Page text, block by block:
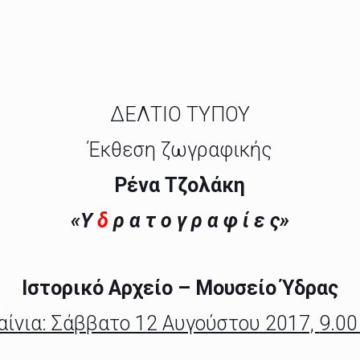
ΔΕΛΤΙΟ ΤΥΠΟΥ
Έκθεση ζωγραφικής
Ρένα Τζολάκη
«Υδ ρ α τ ο γ ρ α φ ί ε ς»
Ιστορικό Αρχείο – Μουσείο Ύδρας
Σάββατο 12 Αυγούστου 2017,